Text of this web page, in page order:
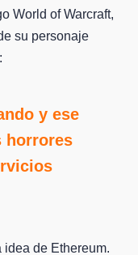
World of Warcraft,
su personaje
y ese
horrores
idea de Ethereum.